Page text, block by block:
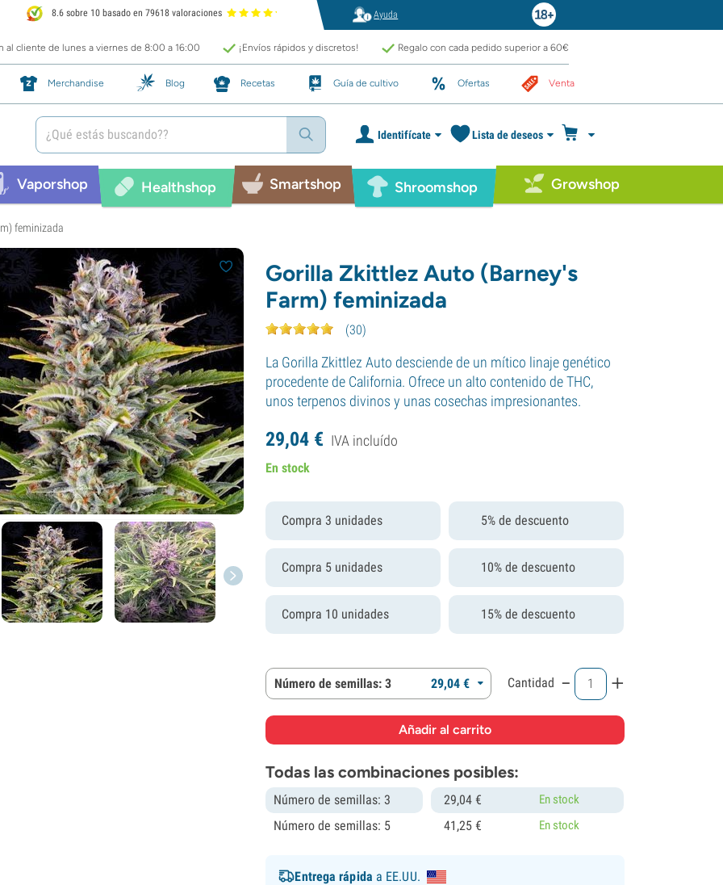
8.6 sobre 10 basado en 79618 valoraciones Ayuda
al cliente de lunes a viernes de 8:00 a 16:00 ¡Envíos rápidos y discretos! Regalo con cada pedido superior a 60€
Merchandise Blog Recetas Guía de cultivo Ofertas Venta
Identifícate Lista de deseos
Vaporshop Healthshop Smartshop Shroomshop Growshop
feminizada
Gorilla Zkittlez Auto (Barney's
Farm) feminizada
(30)
La Gorilla Zkittlez Auto desciende de un mítico linaje genético
procedente de California. Ofrece un alto contenido de THC,
unos terpenos divinos y unas cosechas impresionantes.
29,04 € IVA incluído
En stock
Compra 3 unidades 5% de descuento
Compra 5 unidades 10% de descuento
Compra 10 unidades 15% de descuento
Número de semillas: 3 29,04 € Cantidad - +
Todas las combinaciones posibles:
Número de semillas: 3 29,04 € En stock
Número de semillas: 5 41,25 € En stock
Entrega rápida a EE.UU.